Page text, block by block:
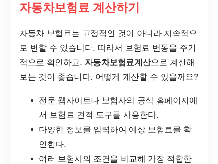
자동차보험료 계산하기
자동차 보험료는 고정적인 것이 아니라 지속적으
로 변할 수 있습니다. 따라서 보험료 변동을 주기
적으로 확인하고, 자동차보험료계산으로 계산해
보는 것이 좋습니다. 어떻게 계산할 수 있을까요?
전문 웹사이트나 보험사의 공식 홈페이지에
서 보험료 견적 도구를 사용한다.
다양한 정보를 입력하여 예상 보험료를 확
인한다.
여러 보험사의 조건을 비교해 가장 적합한